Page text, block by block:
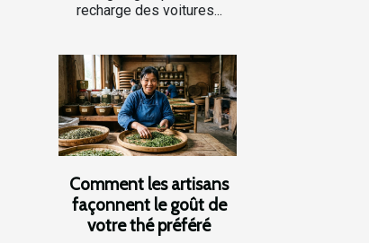
recharge des voitures...
Comment les artisans
façonnent le goût de
votre thé préféré